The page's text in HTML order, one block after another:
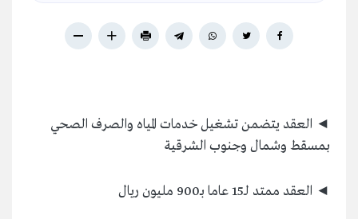
◄ العقد يتضمن تشغيل خدمات المياه والصرف الصحي
بمسقط وشمال وجنوب الشرقية
◄ العقد ممتد لـ15 عاما بـ900 مليون ريال